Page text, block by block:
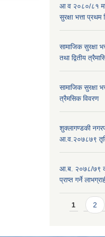
आ व २०८०/८१
सुरक्षा भत्ता प्रथम
सामाजिक सुरक्षा
तथा द्वितीय
सामाजिक सुरक्षा
त्रैमसिक विवरण
शुक्लागण्डकी
आ.व.२०७८७९
आ.ब. २०७८/७९ को
प्राप्त गर्ने
Pages
1 2